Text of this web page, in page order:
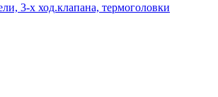
3-х ход.клапана, термоголовки